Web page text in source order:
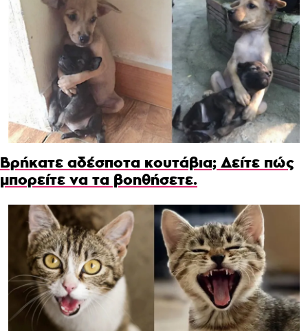
Βρήκατε αδέσποτα κουτάβια; Δείτε πώς
μπορείτε να τα βοηθήσετε.